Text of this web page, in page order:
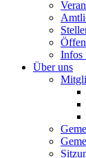
Infos
Über uns